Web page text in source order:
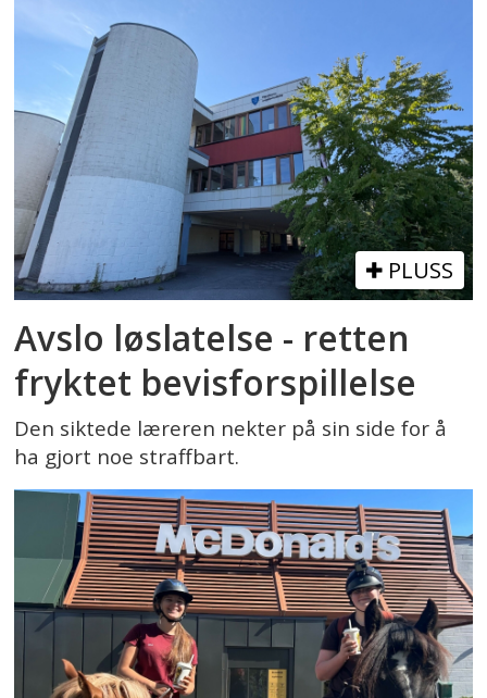
PLUSS
Avslo løslatelse - retten
fryktet bevisforspillelse
Den siktede læreren nekter på sin side for å
ha gjort noe straffbart.